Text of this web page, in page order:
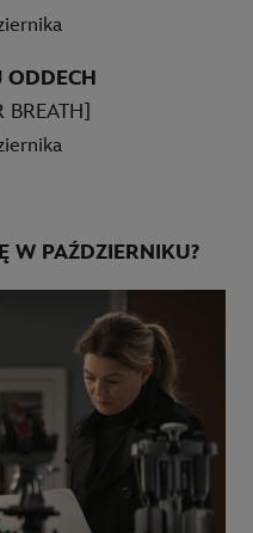
ODDECH
BREATH]
W PAŹDZIERNIKU?